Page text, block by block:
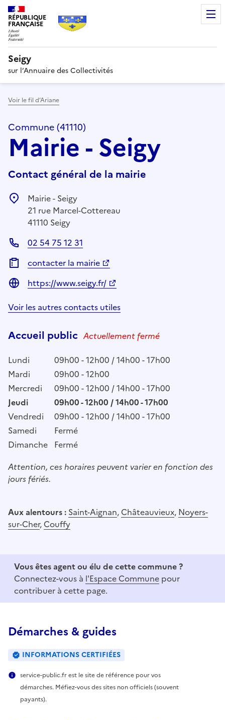
RÉPUBLIQUE
FRANÇAISE
Seigy
sur l’Annuaire des Collectivités
Voir le fil d’Ariane
Commune (41110)
Mairie - Seigy
Contact général de la mairie
Mairie - Seigy
21 rue Marcel-Cottereau
41110 Seigy
02 54 75 12 31
contacter la mairie
https://www.seigy.fr/
Voir les autres contacts utiles
Accueil public Actuellement fermé
Lundi
09h00 - 12h00 / 14h00 - 17h00
Mardi
09h00 - 12h00
Mercredi
09h00 - 12h00 / 14h00 - 17h00
Jeudi
09h00 - 12h00 / 14h00 - 17h00
Vendredi
09h00 - 12h00 / 14h00 - 17h00
Samedi
Fermé
Dimanche Fermé
Attention, ces horaires peuvent varier en fonction des
jours fériés.
Aux alentours : Saint-Aignan, Châteauvieux, Noyers-
sur-Cher, Couffy
Vous êtes agent ou élu de cette commune ?
Connectez-vous à l'Espace Commune pour
contribuer à cette page.
Démarches & guides
INFORMATIONS CERTIFIÉES
service-public.fr est le site de référence pour vos
démarches. Méfiez-vous des sites non officiels (souvent
payants).